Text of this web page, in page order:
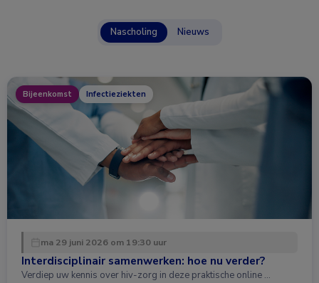
Nascholing Nieuws
Bijeenkomst Infectieziekten
ma 29 juni 2026 om 19:30 uur
Interdisciplinair samenwerken: hoe nu verder?
Verdiep uw kennis over hiv-zorg in deze praktische online …